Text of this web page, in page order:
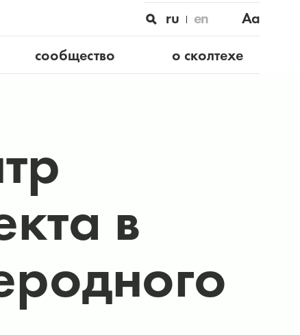
ru en
Aa
сообщество о сколтехе
в